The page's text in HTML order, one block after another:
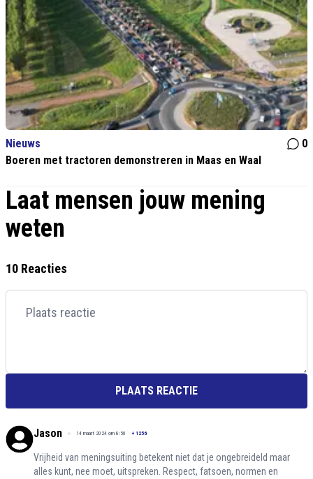
Nieuws
0
Boeren met tractoren demonstreren in Maas en Waal
Laat mensen jouw mening
weten
10 Reacties
PLAATS REACTIE
Jason 14 maart 2024 om 8:50 + 1256
Vrijheid van meningsuiting betekent niet dat je ongebreideld maar
alles kunt, nee moet, uitspreken. Respect, fatsoen, normen en